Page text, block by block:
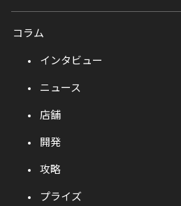
コラム
インタビュー
ニュース
店舗
開発
攻略
プライズ